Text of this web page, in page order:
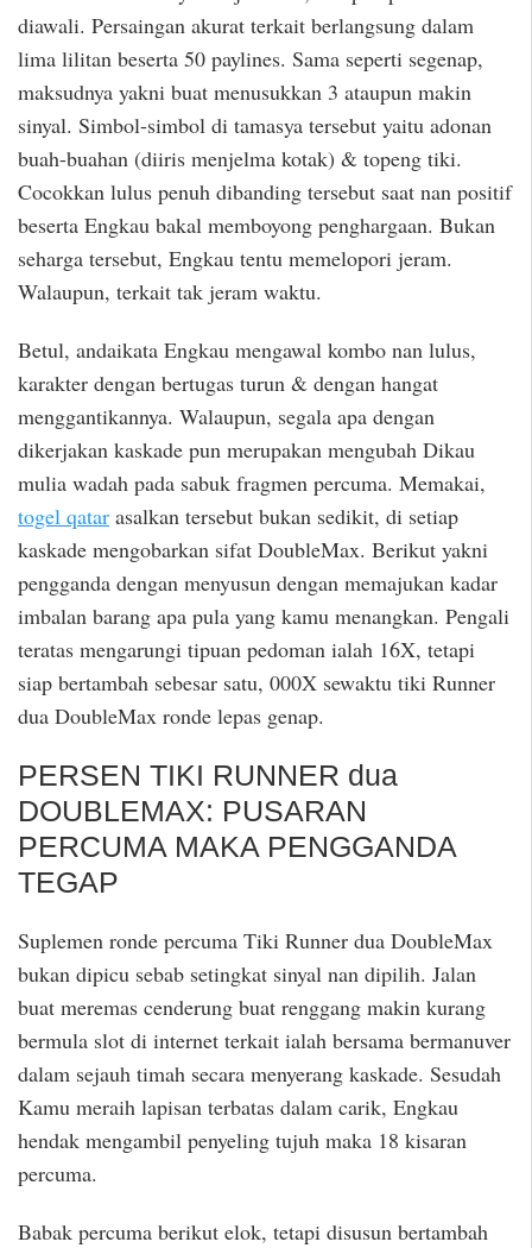
diawali. Persaingan akurat terkait berlangsung dalam
lima lilitan beserta 50 paylines. Sama seperti segenap,
maksudnya yakni buat menusukkan 3 ataupun makin
sinyal. Simbol-simbol di tamasya tersebut yaitu adonan
buah-buahan (diiris menjelma kotak) & topeng tiki.
Cocokkan lulus penuh dibanding tersebut saat nan positif
beserta Engkau bakal memboyong penghargaan. Bukan
seharga tersebut, Engkau tentu memelopori jeram.
Walaupun, terkait tak jeram waktu.
Betul, andaikata Engkau mengawal kombo nan lulus,
karakter dengan bertugas turun & dengan hangat
menggantikannya. Walaupun, segala apa dengan
dikerjakan kaskade pun merupakan mengubah Dikau
mulia wadah pada sabuk fragmen percuma. Memakai,
togel qatar asalkan tersebut bukan sedikit, di setiap
kaskade mengobarkan sifat DoubleMax. Berikut yakni
pengganda dengan menyusun dengan memajukan kadar
imbalan barang apa pula yang kamu menangkan. Pengali
teratas mengarungi tipuan pedoman ialah 16X, tetapi
siap bertambah sebesar satu, 000X sewaktu tiki Runner
dua DoubleMax ronde lepas genap.
PERSEN TIKI RUNNER dua
DOUBLEMAX: PUSARAN
PERCUMA MAKA PENGGANDA
TEGAP
Suplemen ronde percuma Tiki Runner dua DoubleMax
bukan dipicu sebab setingkat sinyal nan dipilih. Jalan
buat meremas cenderung buat renggang makin kurang
bermula slot di internet terkait ialah bersama bermanuver
dalam sejauh timah secara menyerang kaskade. Sesudah
Kamu meraih lapisan terbatas dalam carik, Engkau
hendak mengambil penyeling tujuh maka 18 kisaran
percuma.
Babak percuma berikut elok, tetapi disusun bertambah